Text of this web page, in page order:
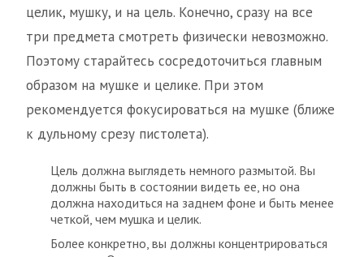
целик, мушку, и на цель. Конечно, сразу на все
три предмета смотреть физически невозможно.
Поэтому старайтесь сосредоточиться главным
образом на мушке и целике. При этом
рекомендуется фокусироваться на мушке (ближе
к дульному срезу пистолета).
Цель должна выглядеть немного размытой. Вы
должны быть в состоянии видеть ее, но она
должна находиться на заднем фоне и быть менее
четкой, чем мушка и целик.
Более конкретно, вы должны концентрироваться